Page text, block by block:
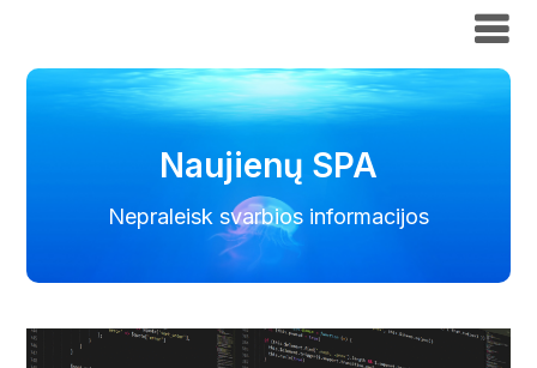
Naujienų SPA
Nepraleisk svarbios informacijos